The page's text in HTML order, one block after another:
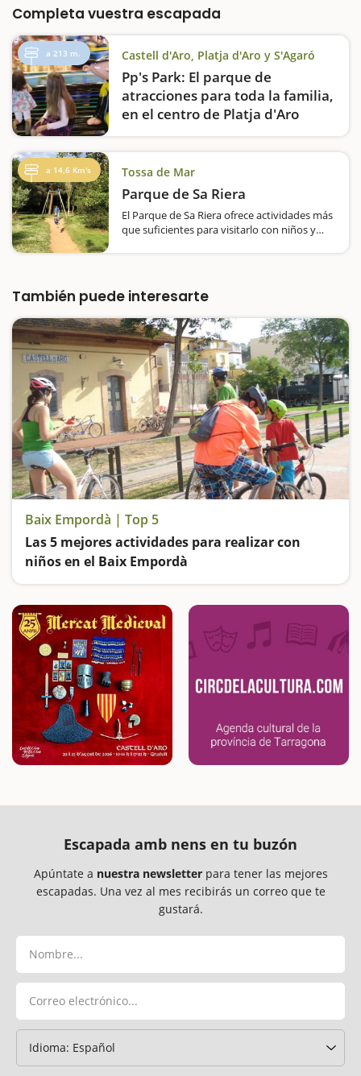
Completa vuestra escapada
a 213 m. Castell d'Aro, Platja d'Aro y S'Agaró
Pp's Park: El parque de
atracciones para toda la familia,
en el centro de Platja d'Aro
Si estáis disfrutando de un fin de semana o
de una escapada en familia a Platja d'Aro no
se podéis perder una visita al Pp's Park, un
parque de atracciones para toda la familia
donde encontraréis 25 atracciones
diferentes, una propuesta ideal…
a 14,6 Km's Tossa de Mar
Parque de Sa Riera
El Parque de Sa Riera ofrece actividades más
que suficientes para visitarlo con niños y
contemplaremos árboles monumentales y
centenarios,…
También puede interesarte
Baix Empordà | Top 5
Las 5 mejores actividades para realizar con
niños en el Baix Empordà
Escapada amb nens en tu buzón
Apúntate a nuestra newsletterpara tener las mejores
escapadas. Una vez al mes recibirás un correo que te
gustará.